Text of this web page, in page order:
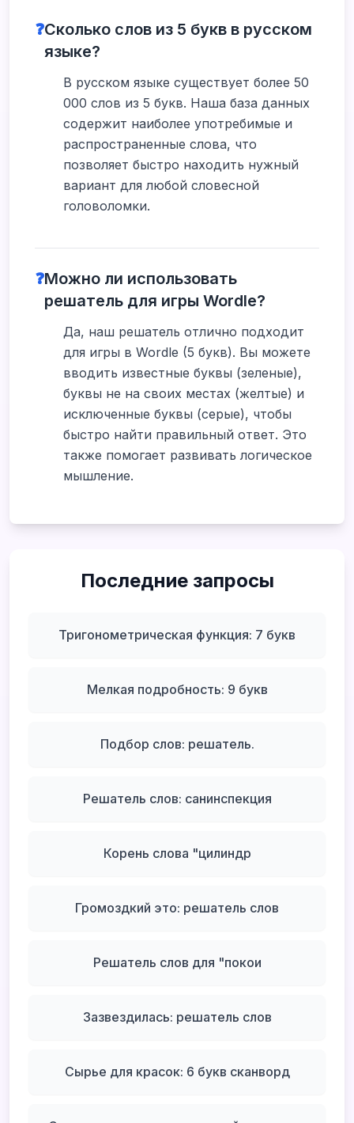
❓Сколько слов из 5 букв в русском
языке?
В русском языке существует более 50
000 слов из 5 букв. Наша база данных
содержит наиболее употребимые и
распространенные слова, что
позволяет быстро находить нужный
вариант для любой словесной
головоломки.
❓Можно ли использовать
решатель для игры Wordle?
Да, наш решатель отлично подходит
для игры в Wordle (5 букв). Вы можете
вводить известные буквы (зеленые),
буквы не на своих местах (желтые) и
исключенные буквы (серые), чтобы
быстро найти правильный ответ. Это
также помогает развивать логическое
мышление.
Последние запросы
Тригонометрическая функция: 7 букв
Мелкая подробность: 9 букв
Подбор слов: решатель.
Решатель слов: санинспекция
Корень слова "цилиндр
Громоздкий это: решатель слов
Решатель слов для "покои
Зазвездилась: решатель слов
Сырье для красок: 6 букв сканворд